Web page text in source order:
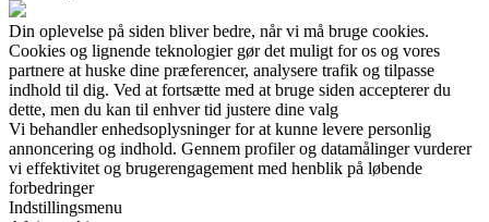
Din oplevelse på siden bliver bedre, når vi må bruge cookies.
Cookies og lignende teknologier gør det muligt for os og vores
partnere at huske dine præferencer, analysere trafik og tilpasse
indhold til dig. Ved at fortsætte med at bruge siden accepterer du
dette, men du kan til enhver tid justere dine valg
Vi behandler enhedsoplysninger for at kunne levere personlig
annoncering og indhold. Gennem profiler og datamålinger vurderer
vi effektivitet og brugerengagement med henblik på løbende
forbedringer
Indstillingsmenu